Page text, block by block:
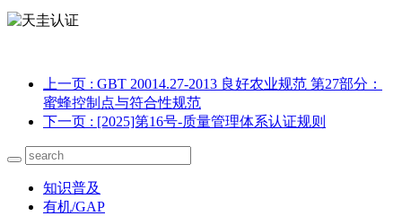
上一页 : GBT 20014.27-2013 良好农业规范 第27部分：
蜜蜂控制点与符合性规范
下一页 : [2025]第16号-质量管理体系认证规则
知识普及
有机/GAP